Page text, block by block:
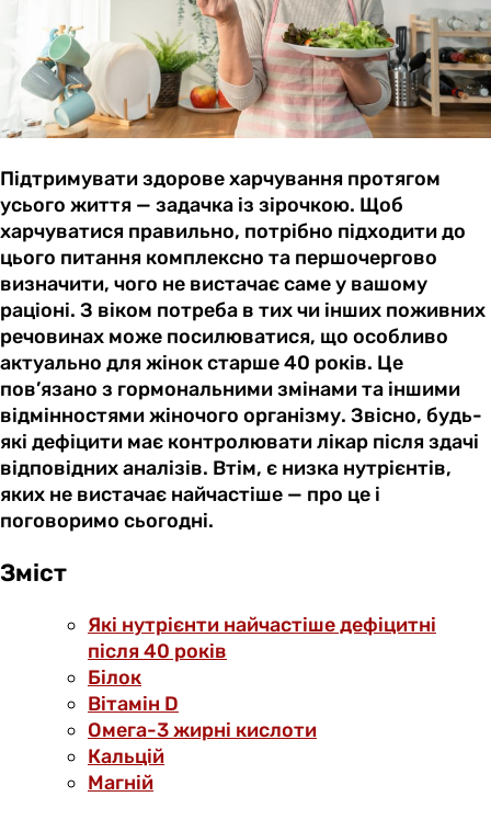
Підтримувати здорове харчування протягом
усього життя — задачка із зірочкою. Щоб
харчуватися правильно, потрібно підходити до
цього питання комплексно та першочергово
визначити, чого не вистачає саме у вашому
раціоні. З віком потреба в тих чи інших поживних
речовинах може посилюватися, що особливо
актуально для жінок старше 40 років. Це
пов’язано з гормональними змінами та іншими
відмінностями жіночого організму. Звісно, будь-
які дефіцити має контролювати лікар після здачі
відповідних аналізів. Втім, є низка нутрієнтів,
яких не вистачає найчастіше — про це і
поговоримо сьогодні.
Зміст
Які нутрієнти найчастіше дефіцитні
після 40 років
Білок
Вітамін D
Омега-3 жирні кислоти
Кальцій
Магній